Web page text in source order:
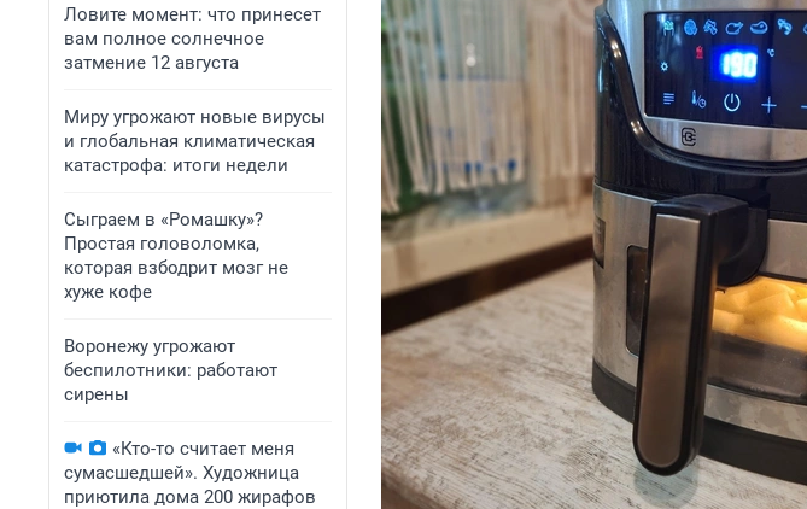
Ловите момент: что принесет
вам полное солнечное
затмение 12 августа
Миру угрожают новые вирусы
и глобальная климатическая
катастрофа: итоги недели
Сыграем в «Ромашку»?
Простая головоломка,
которая взбодрит мозг не
хуже кофе
Воронежу угрожают
беспилотники: работают
сирены
«Кто-то считает меня
сумасшедшей». Художница
приютила дома 200 жирафов